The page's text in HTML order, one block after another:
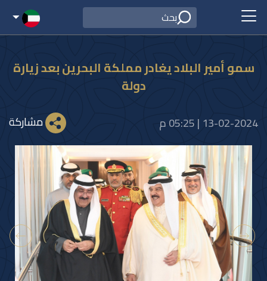
سمو أمير البلاد يغادر مملكة البحرين بعد زيارة
دولة
13-02-2024 | 05:25 م